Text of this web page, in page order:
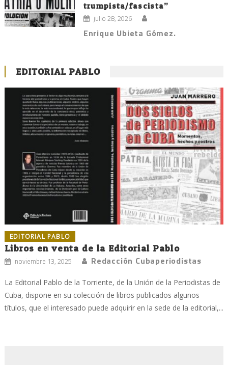
trumpista/fascista”
julio 28, 2026
Enrique Ubieta Gómez.
EDITORIAL PABLO
EDITORIAL PABLO
Libros en venta de la Editorial Pablo
noviembre 13, 2025 Redacción Cubaperiodistas
La Editorial Pablo de la Torriente, de la Unión de la Periodistas de
Cuba, dispone en su colección de libros publicados algunos
títulos, que el interesado puede adquirir en la sede de la editorial,...